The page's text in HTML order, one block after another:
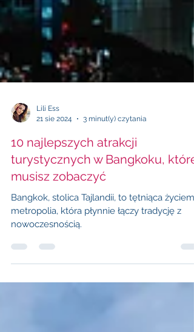
21 sie 2024
3 minut(y) czytania
10 najlepszych atrakcji
turystycznych w Bangkoku, które
musisz zobaczyć
Bangkok, stolica Tajlandii, to tętniąca życiem
metropolia, która płynnie łączy tradycję z
nowoczesnością.